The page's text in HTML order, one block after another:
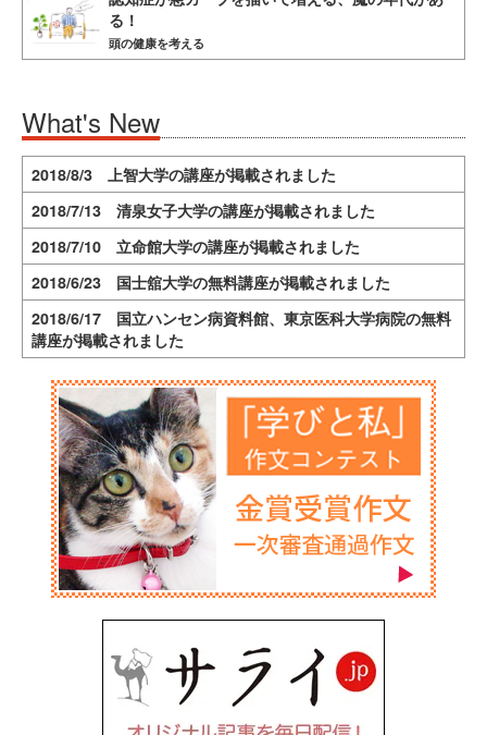
る！
頭の健康を考える
What's New
2018/8/3 上智大学の講座が掲載されました
2018/7/13 清泉女子大学の講座が掲載されました
2018/7/10 立命館大学の講座が掲載されました
2018/6/23 国士舘大学の無料講座が掲載されました
2018/6/17 国立ハンセン病資料館、東京医科大学病院の無料
講座が掲載されました